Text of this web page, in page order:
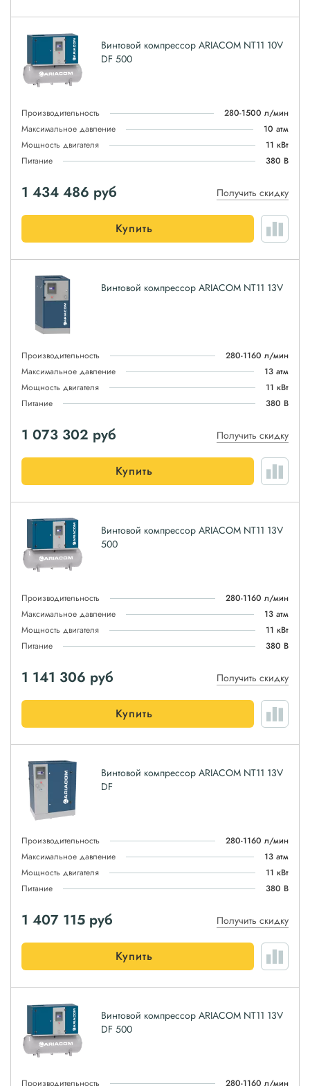
Винтовой компрессор ARIACOM NT11 10V
DF 500
Производительность
280-1500 л/мин
Максимальное давление
10 атм
Мощность двигателя
11 кВт
Питание
380 В
1 434 486 руб Получить скидку
Купить
Винтовой компрессор ARIACOM NT11 13V
Производительность
280-1160 л/мин
Максимальное давление
13 атм
Мощность двигателя
11 кВт
Питание
380 В
1 073 302 руб Получить скидку
Купить
Винтовой компрессор ARIACOM NT11 13V
500
Производительность
280-1160 л/мин
Максимальное давление
13 атм
Мощность двигателя
11 кВт
Питание
380 В
1 141 306 руб Получить скидку
Купить
Винтовой компрессор ARIACOM NT11 13V
DF
Производительность
280-1160 л/мин
Максимальное давление
13 атм
Мощность двигателя
11 кВт
Питание
380 В
1 407 115 руб Получить скидку
Купить
Винтовой компрессор ARIACOM NT11 13V
DF 500
Производительность 280-1160 л/мин